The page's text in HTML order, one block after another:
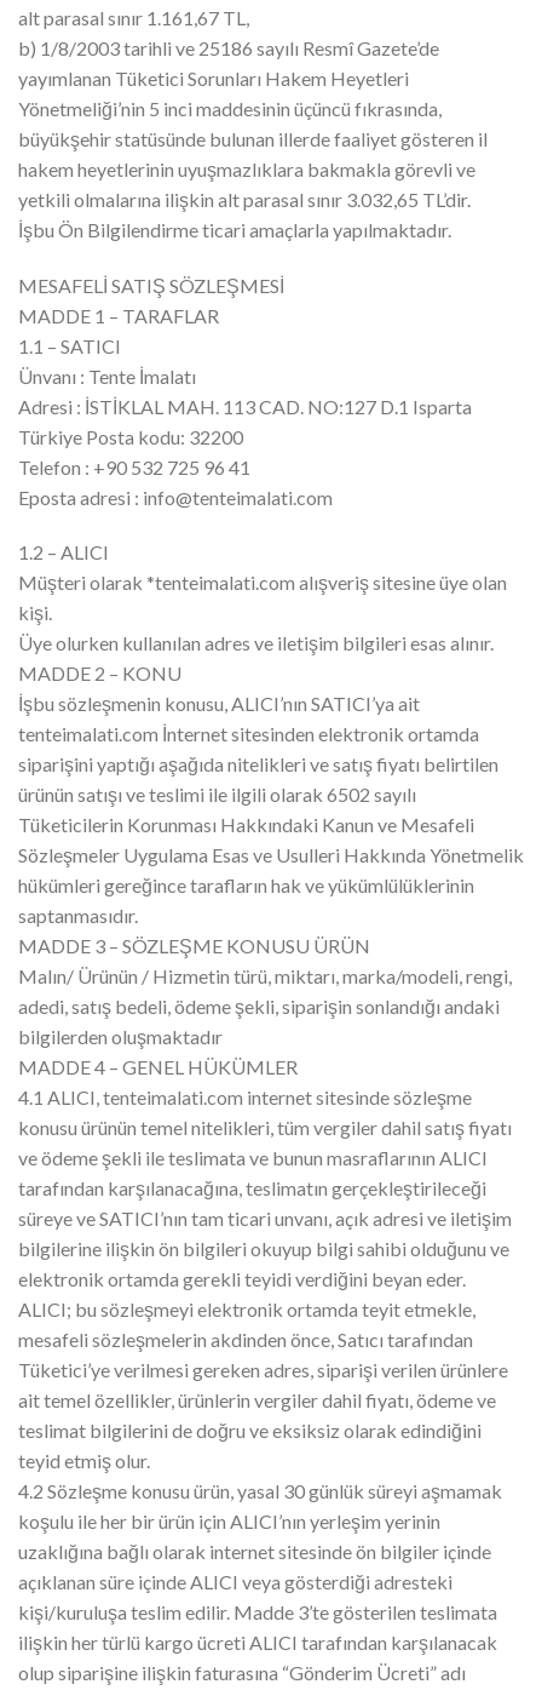
alt parasal sınır 1.161,67 TL,
b) 1/8/2003 tarihli ve 25186 sayılı Resmî Gazete’de
yayımlanan Tüketici Sorunları Hakem Heyetleri
Yönetmeliği’nin 5 inci maddesinin üçüncü fıkrasında,
büyükşehir statüsünde bulunan illerde faaliyet gösteren il
hakem heyetlerinin uyuşmazlıklara bakmakla görevli ve
yetkili olmalarına ilişkin alt parasal sınır 3.032,65 TL’dir.
İşbu Ön Bilgilendirme ticari amaçlarla yapılmaktadır.
MESAFELİ SATIŞ SÖZLEŞMESİ
MADDE 1 – TARAFLAR
1.1 – SATICI
Ünvanı : Tente İmalatı
Adresi : İSTİKLAL MAH. 113 CAD. NO:127 D.1 Isparta
Türkiye Posta kodu: 32200
Telefon : +90 532 725 96 41
Eposta adresi : info@tenteimalati.com
1.2 – ALICI
Müşteri olarak *tenteimalati.com alışveriş sitesine üye olan
kişi.
Üye olurken kullanılan adres ve iletişim bilgileri esas alınır.
MADDE 2 – KONU
İşbu sözleşmenin konusu, ALICI’nın SATICI’ya ait
tenteimalati.com İnternet sitesinden elektronik ortamda
siparişini yaptığı aşağıda nitelikleri ve satış fiyatı belirtilen
ürünün satışı ve teslimi ile ilgili olarak 6502 sayılı
Tüketicilerin Korunması Hakkındaki Kanun ve Mesafeli
Sözleşmeler Uygulama Esas ve Usulleri Hakkında Yönetmelik
hükümleri gereğince tarafların hak ve yükümlülüklerinin
saptanmasıdır.
MADDE 3 – SÖZLEŞME KONUSU ÜRÜN
Malın/ Ürünün / Hizmetin türü, miktarı, marka/modeli, rengi,
adedi, satış bedeli, ödeme şekli, siparişin sonlandığı andaki
bilgilerden oluşmaktadır
MADDE 4 – GENEL HÜKÜMLER
4.1 ALICI, tenteimalati.com internet sitesinde sözleşme
konusu ürünün temel nitelikleri, tüm vergiler dahil satış fiyatı
ve ödeme şekli ile teslimata ve bunun masraflarının ALICI
tarafından karşılanacağına, teslimatın gerçekleştirileceği
süreye ve SATICI’nın tam ticari unvanı, açık adresi ve iletişim
bilgilerine ilişkin ön bilgileri okuyup bilgi sahibi olduğunu ve
elektronik ortamda gerekli teyidi verdiğini beyan eder.
ALICI; bu sözleşmeyi elektronik ortamda teyit etmekle,
mesafeli sözleşmelerin akdinden önce, Satıcı tarafından
Tüketici’ye verilmesi gereken adres, siparişi verilen ürünlere
ait temel özellikler, ürünlerin vergiler dahil fiyatı, ödeme ve
teslimat bilgilerini de doğru ve eksiksiz olarak edindiğini
teyid etmiş olur.
4.2 Sözleşme konusu ürün, yasal 30 günlük süreyi aşmamak
koşulu ile her bir ürün için ALICI’nın yerleşim yerinin
uzaklığına bağlı olarak internet sitesinde ön bilgiler içinde
açıklanan süre içinde ALICI veya gösterdiği adresteki
kişi/kuruluşa teslim edilir. Madde 3’te gösterilen teslimata
ilişkin her türlü kargo ücreti ALICI tarafından karşılanacak
olup siparişine ilişkin faturasına “Gönderim Ücreti” adı